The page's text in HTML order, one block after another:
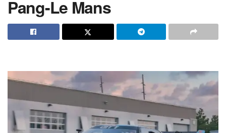
Pang-Le Mans